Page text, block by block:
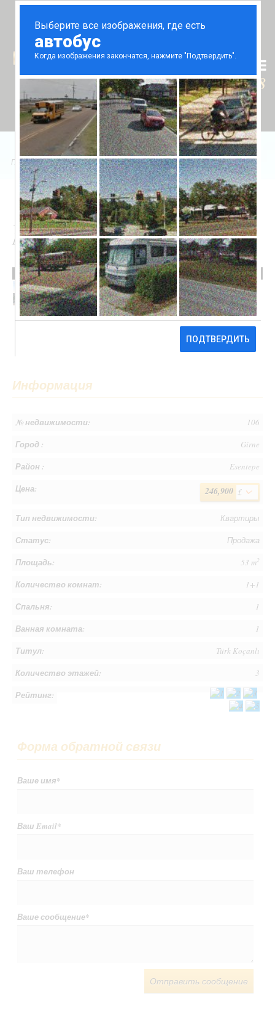
Tr
+90 (539) 102 2000
+90 (539) 102 2008
Главная/Продажа/Daire /Casa Del Mare 1+1 daire
1+1 Апартаменты в Casa Del
Mare
246,900 £
Информация
№ недвижимости:
106
Город :
Girne
Район :
Esentepe
Цена:
246,900 £
Тип недвижимости:
Квартиры
Статус:
Продажа
Площадь:
53 m2
Количество комнат:
1+1
Спальня:
1
Ванная комната:
1
Титул:
Türk Koçanlı
Количество этажей:
3
Рейтинг:
Форма обратной связи
Ваше имя*
Ваш Email*
Ваш телефон
Ваше сообщение*
Отправить сообщение